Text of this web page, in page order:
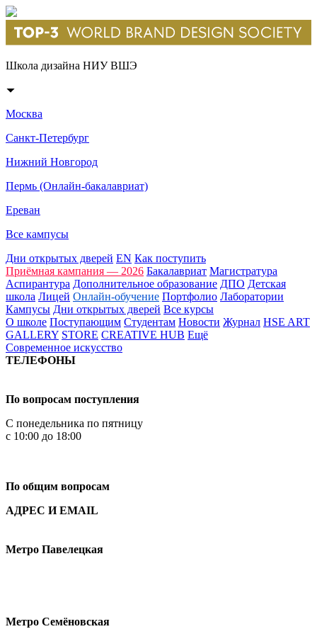
Школа дизайна НИУ ВШЭ
Москва
Санкт-Петербург
Нижний Новгород
Пермь (Онлайн-бакалавриат)
Ереван
Все кампусы
Дни открытых дверей EN Как поступить
Приёмная кампания — 2026 Бакалавриат Магистратура
Аспирантура Дополнительное образование ДПО Детская
школа Лицей Онлайн-обучение Портфолио Лаборатории
Кампусы Дни открытых дверей Все курсы
О школе Поступающим Студентам Новости Журнал HSE ART
GALLERY STORE CREATIVE HUB Ещё
Современное искусство
ТЕЛЕФОНЫ
По вопросам поступления
С понедельника по пятницу
с 10:00 до 18:00
По общим вопросам
АДРЕС И EMAIL
Метро Павелецкая
Метро Семёновская